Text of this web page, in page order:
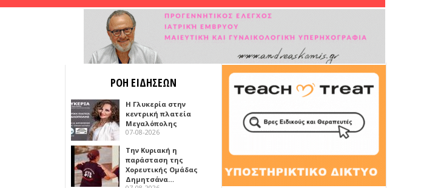
ΡΟΗ ΕΙΔΗΣΕΩΝ
Η Γλυκερία στην
κεντρική πλατεία
Μεγαλόπολης
07-08-2026
Την Κυριακή η
παράσταση της
Χορευτικής Ομάδας
Δημητσάνα…